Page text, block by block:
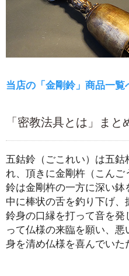
当店の「金剛鈴」商品一覧
「密教法具とは」まと
五鈷鈴（ごこれい）は五鈷
れ、頂きに金剛杵（こん
鈴は金剛杵の一方に深い鉢
中に棒状の舌を釣り下げ
鈴身の口縁を打って音を発
って仏様の来臨を願い、
身を清め仏様を喜んでいた